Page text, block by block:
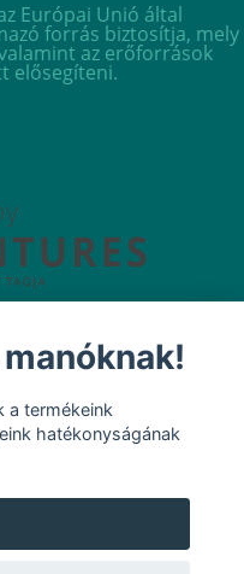
Európai Unió által
forrás biztosítja, mely
az erőforrások
elősegíteni.
a termékeink
hatékonyságának